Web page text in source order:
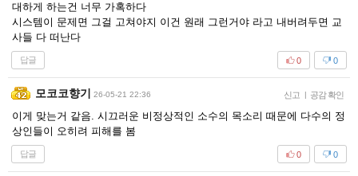
대하게 하는건 너무 가혹하다
시스템이 문제면 그걸 고쳐야지 이건 원래 그런거야 라고 내버려두면 교
사들 다 떠난다
답글 0
0
모코코향기 26-05-21 22:36 신고 | 공감 확인
이게 맞는거 같음. 시끄러운 비정상적인 소수의 목소리 때문에 다수의 정
상인들이 오히려 피해를 봄
답글 0
0